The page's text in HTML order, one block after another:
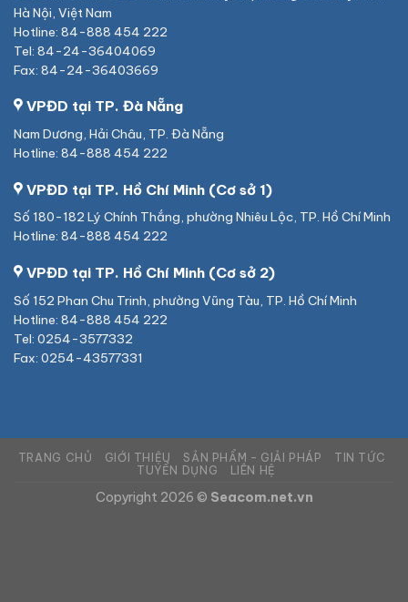
Hà Nội, Việt Nam
Hotline: 84-888 454 222
Tel: 84-24-36404069
Fax: 84-24-36403669
VPĐD tại TP. Đà Nẵng
Nam Dương, Hải Châu, TP. Đà Nẵng
Hotline: 84-888 454 222
VPĐD tại TP. Hồ Chí Minh (Cơ sở 1)
Số 180-182 Lý Chính Thắng, phường Nhiêu Lộc, TP. Hồ Chí Minh
Hotline: 84-888 454 222
VPĐD tại TP. Hồ Chí Minh (Cơ sở 2)
Số 152 Phan Chu Trinh, phường Vũng Tàu, TP. Hồ Chí Minh
Hotline: 84-888 454 222
Tel: 0254-3577332
Fax: 0254-43577331
TRANG CHỦ GIỚI THIỆU SẢN PHẨM – GIẢI PHÁP
TIN TỨC
TUYỂN DỤNG
LIÊN HỆ
Copyright 2026 © Seacom.net.vn